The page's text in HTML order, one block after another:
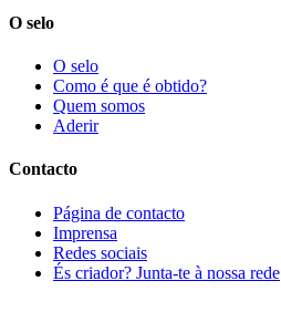
O selo
O selo
Como é que é obtido?
Quem somos
Aderir
Contacto
Página de contacto
Imprensa
Redes sociais
És criador? Junta-te à nossa rede